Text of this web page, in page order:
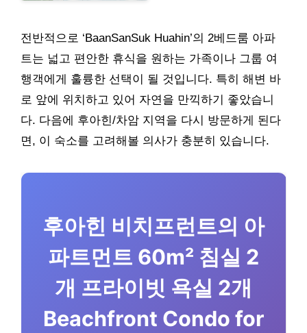
전반적으로 ‘BaanSanSuk Huahin’의 2베드룸 아파
트는 넓고 편안한 휴식을 원하는 가족이나 그룹 여
행객에게 훌륭한 선택이 될 것입니다. 특히 해변 바
로 앞에 위치하고 있어 자연을 만끽하기 좋았습니
다. 다음에 후아힌/차암 지역을 다시 방문하게 된다
면, 이 숙소를 고려해볼 의사가 충분히 있습니다.
후아힌 비치프런트의 아
파트먼트 60m² 침실 2
개 프라이빗 욕실 2개
Beachfront Condo for